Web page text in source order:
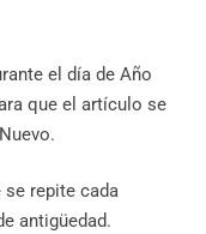
el día de Año
que el artículo se
se repite cada
antigüedad.